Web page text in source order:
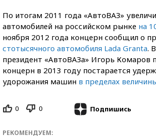
По итогам 2011 года «АвтоВАЗ»
автомобилей на российском рынке на
ноября 2012 года концерн сообщил о
стотысячного автомобиля Lada Granta.
президент «АвтоВАЗа» Игорь Комаров
концерн в 2013 году постарается
удорожания машин в пределах
0 0 Подпишись
РЕКОМЕНДУЕМ: